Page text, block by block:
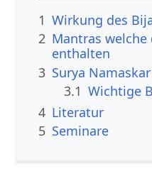
1 Wirkung des
2 Mantras welche
enthalten
3 Surya
3.1 Wichtige
4 Literatur
5 Seminare